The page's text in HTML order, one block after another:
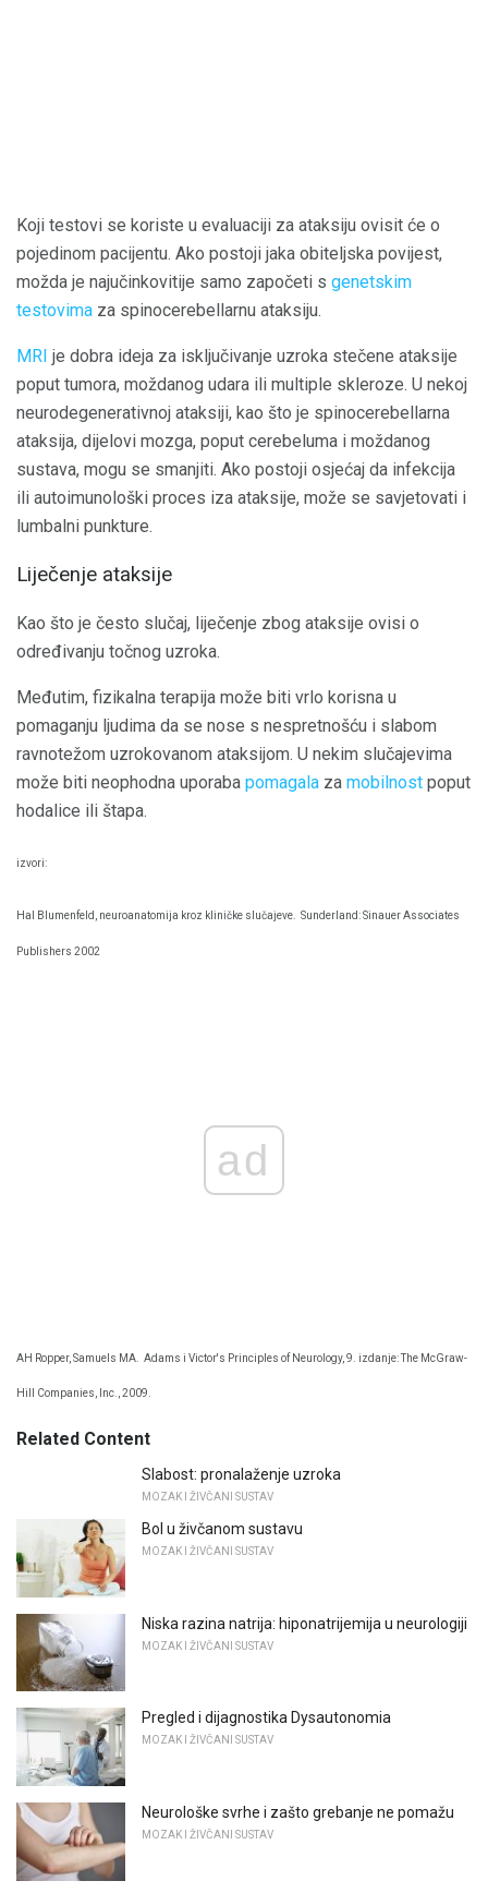
Koji testovi se koriste u evaluaciji za ataksiju ovisit će o
pojedinom pacijentu. Ako postoji jaka obiteljska povijest,
možda je najučinkovitije samo započeti s genetskim
testovima za spinocerebellarnu ataksiju.
MRI je dobra ideja za isključivanje uzroka stečene ataksije
poput tumora, moždanog udara ili multiple skleroze. U nekoj
neurodegenerativnoj ataksiji, kao što je spinocerebellarna
ataksija, dijelovi mozga, poput cerebeluma i moždanog
sustava, mogu se smanjiti. Ako postoji osjećaj da infekcija
ili autoimunološki proces iza ataksije, može se savjetovati i
lumbalni punkture.
Liječenje ataksije
Kao što je često slučaj, liječenje zbog ataksije ovisi o
određivanju točnog uzroka.
Međutim, fizikalna terapija može biti vrlo korisna u
pomaganju ljudima da se nose s nespretnošću i slabom
ravnotežom uzrokovanom ataksijom. U nekim slučajevima
može biti neophodna uporaba pomagala za mobilnost poput
hodalice ili štapa.
izvori:
Hal Blumenfeld, neuroanatomija kroz kliničke slučajeve. Sunderland: Sinauer Associates
Publishers 2002
ad
AH Ropper, Samuels MA. Adams i Victor's Principles of Neurology, 9. izdanje: The McGraw-
Hill Companies, Inc., 2009.
Related Content
Slabost: pronalaženje uzroka
MOZAK I ŽIVČANI SUSTAV
Bol u živčanom sustavu
MOZAK I ŽIVČANI SUSTAV
Niska razina natrija: hiponatrijemija u neurologiji
MOZAK I ŽIVČANI SUSTAV
Pregled i dijagnostika Dysautonomia
MOZAK I ŽIVČANI SUSTAV
Neurološke svrhe i zašto grebanje ne pomažu
MOZAK I ŽIVČANI SUSTAV